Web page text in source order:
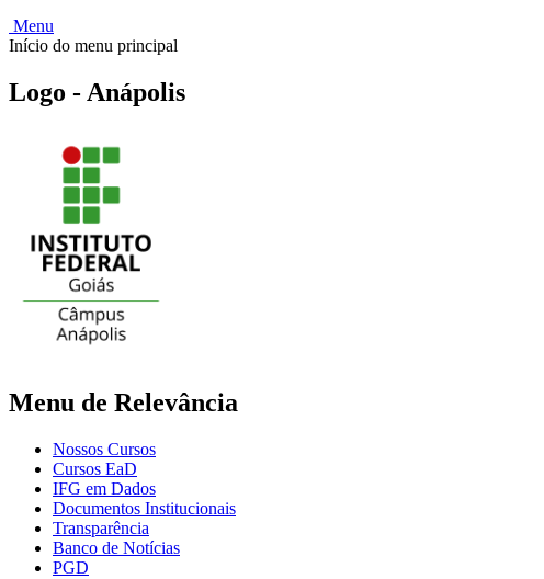
Menu
Início do menu principal
Logo - Anápolis
Menu de Relevância
Nossos Cursos
Cursos EaD
IFG em Dados
Documentos Institucionais
Transparência
Banco de Notícias
PGD